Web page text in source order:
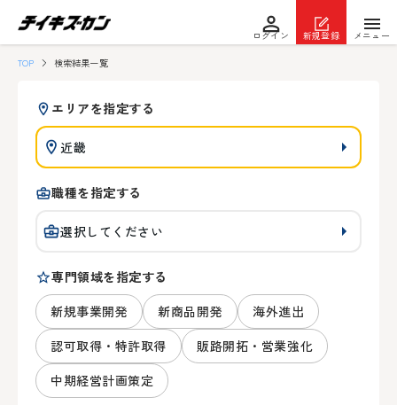
ログイン 新規登録 メニュー
TOP 検索結果一覧
エリアを指定する
近畿
職種を指定する
選択してください
専門領域を指定する
新規事業開発
新商品開発
海外進出
認可取得・特許取得
販路開拓・営業強化
中期経営計画策定